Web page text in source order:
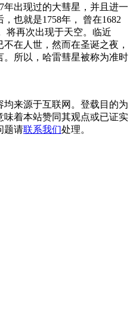
年出现过的大彗星，并且进一
也就是1758年， 曾在1682
将再次出现于天空。临近
在人世，然而在圣诞之夜，
所以，哈雷彗星被称为准时
来源于互联网。登载目的为
着本站赞同其观点或已证实
题请联系我们处理。